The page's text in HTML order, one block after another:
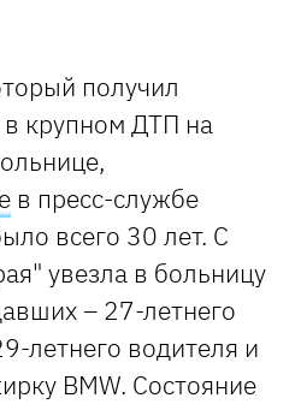
получил
крупном ДТП на
в пресс-службе
всего 30 лет. С
увезла в больницу
– 27-летнего
летнего водителя и
BMW. Состояние